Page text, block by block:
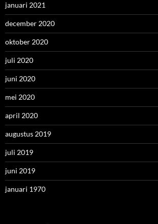
januari 2021
december 2020
oktober 2020
juli 2020
juni 2020
mei 2020
april 2020
augustus 2019
juli 2019
juni 2019
januari 1970